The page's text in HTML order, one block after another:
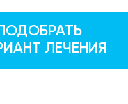
ЛЕЧЕНИЯ